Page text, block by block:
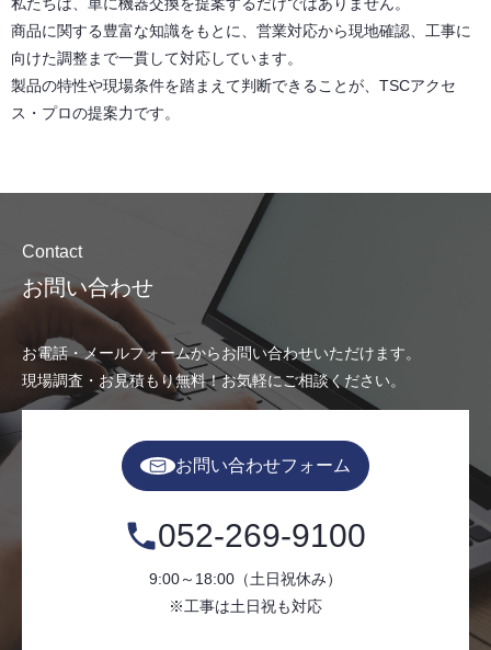
商品に関する豊富な知識をもとに、営業対応から現地確認、工事に
向けた調整まで一貫して対応しています。
製品の特性や現場条件を踏まえて判断できることが、TSCアクセ
ス・プロの提案力です。
Contact
お問い合わせ
お電話・メールフォームからお問い合わせいただけます。
現場調査・お見積もり無料！お気軽にご相談ください。
お問い合わせフォーム
052-269-9100
9:00～18:00（土日祝休み）
※工事は土日祝も対応